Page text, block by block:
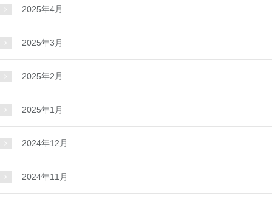
2025年4月
2025年3月
2025年2月
2025年1月
2024年12月
2024年11月